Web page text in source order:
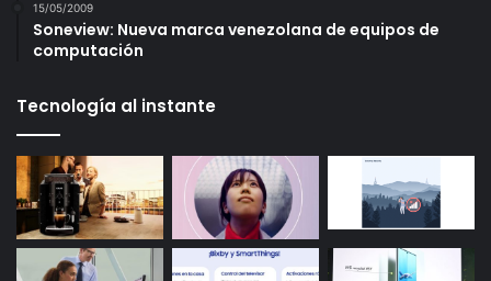
15/05/2009
Soneview: Nueva marca venezolana de equipos de
computación
Tecnología al instante